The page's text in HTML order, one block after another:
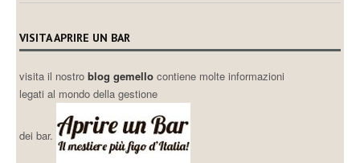
VISITA APRIRE UN BAR
visita il nostroblog gemellocontiene molte informazioni
legati al mondo della gestione
dei bar.